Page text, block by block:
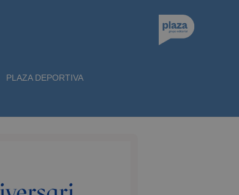
PLAZA DEPORTIVA